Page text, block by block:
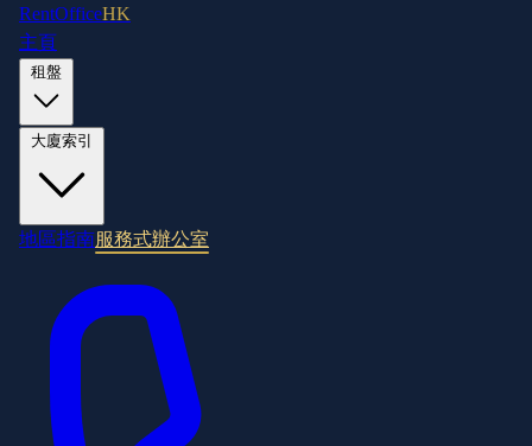
RentOfficeHK
主頁
地區指南服務式辦公室